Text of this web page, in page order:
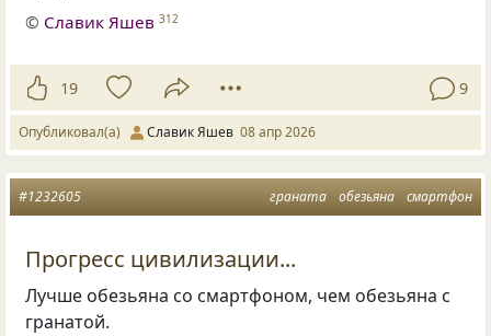
© Славик Яшев 312
19 9
Опубликовал(а) Славик Яшев 08 апр 2026
граната обезьяна смартфон
#1232605
Прогресс цивилизации...
Лучше обезьяна со смартфоном, чем обезьяна с
гранатой.